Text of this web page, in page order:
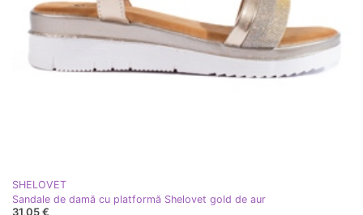
SHELOVET
Sandale de damă cu platformă Shelovet gold de aur
31,05 €